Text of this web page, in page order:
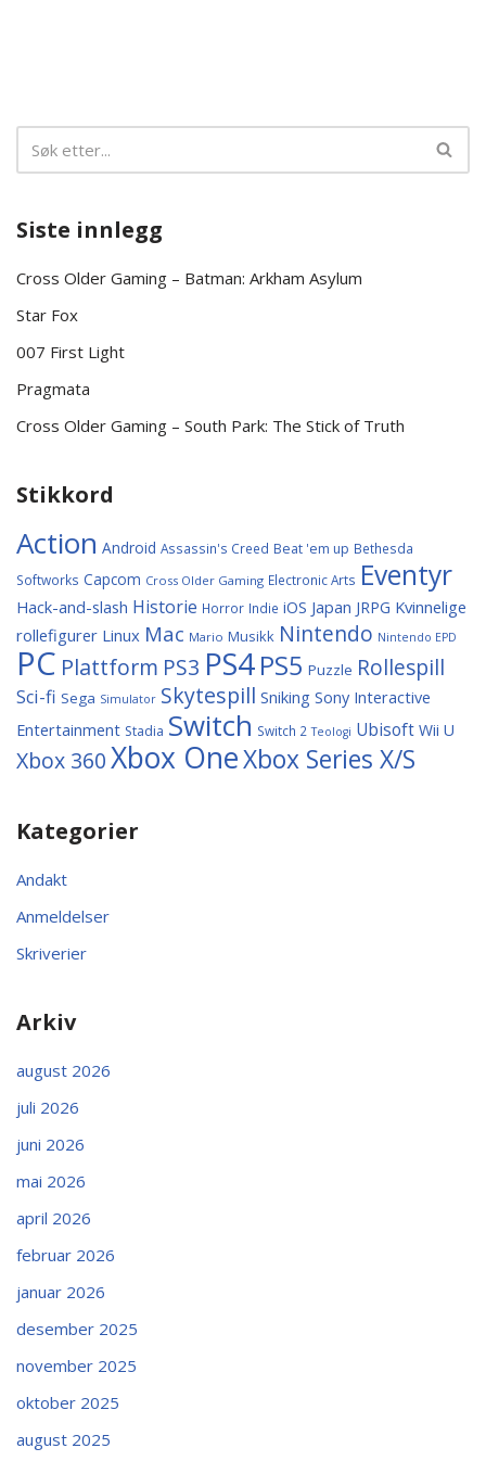
Siste innlegg
Cross Older Gaming – Batman: Arkham Asylum
Star Fox
007 First Light
Pragmata
Cross Older Gaming – South Park: The Stick of Truth
Stikkord
Action Android Assassin's Creed Beat 'em up Bethesda
Softworks Capcom Cross Older Gaming Electronic Arts Eventyr
Hack-and-slash Historie Horror Indie iOS Japan JRPG Kvinnelige
rollefigurer Linux Mac Mario Musikk Nintendo Nintendo EPD
PC Plattform PS3 PS4PS5 Puzzle Rollespill
Sci-fi Sega Simulator Skytespill Sniking Sony Interactive
Entertainment Stadia Switch Switch 2 Teologi Ubisoft Wii U
Xbox 360Xbox OneXbox Series X/S
Kategorier
Andakt
Anmeldelser
Skriverier
Arkiv
august 2026
juli 2026
juni 2026
mai 2026
april 2026
februar 2026
januar 2026
desember 2025
november 2025
oktober 2025
august 2025